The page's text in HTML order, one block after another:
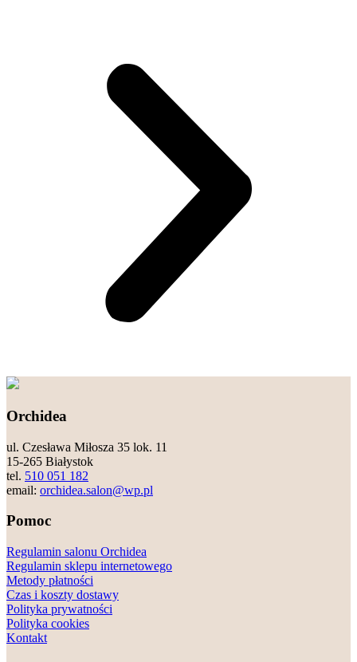
Orchidea
ul. Czesława Miłosza 35 lok. 11
15-265 Białystok
tel. 510 051 182
email: orchidea.salon@wp.pl
Pomoc
Regulamin salonu Orchidea
Regulamin sklepu internetowego
Metody płatności
Czas i koszty dostawy
Polityka prywatności
Polityka cookies
Kontakt